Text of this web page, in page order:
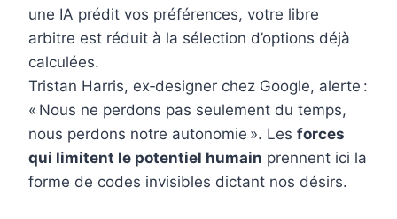
une IA prédit vos préférences, votre libre
arbitre est réduit à la sélection d’options déjà
calculées.
Tristan Harris, ex‑designer chez Google, alerte :
« Nous ne perdons pas seulement du temps,
nous perdons notre autonomie ». Les forces
qui limitent le potentiel humain prennent ici la
forme de codes invisibles dictant nos désirs.